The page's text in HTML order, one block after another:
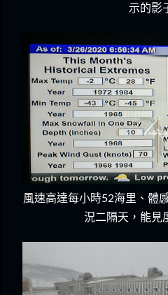
示的影
風速高達每小時52海里、體
況二隔天，能見